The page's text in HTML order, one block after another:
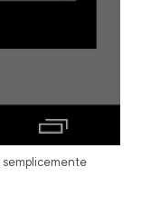
semplicemente